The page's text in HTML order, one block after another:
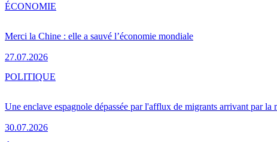
Merci la Chine : elle a sauvé l’économie mondiale
27.07.2026
ÉCONOMIE
Une enclave espagnole dépassée par l'afflux de migrants arrivant par la
30.07.2026
POLITIQUE